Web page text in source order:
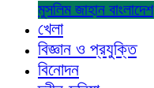
মুসলিম জাহান বাংলাদেশ
খেলা
বিজ্ঞান ও প্রযুক্তি
বিনোদন